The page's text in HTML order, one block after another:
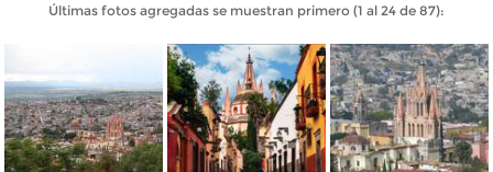
Últimas fotos agregadas se muestran primero (1 al 24 de 87):